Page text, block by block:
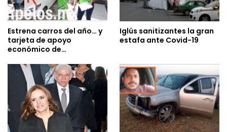
Estrena carros del año… y
tarjeta de apoyo
económico de…
Iglús sanitizantes la gran
estafa ante Covid-19